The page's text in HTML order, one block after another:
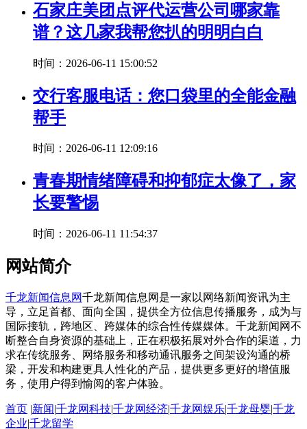
石家庄美团点评代运营公司哪家靠
谱？这几家我帮您扒的明明白白
时间：2026-06-11 15:00:52
交行客服电话：您口袋里的全能金融
帮手
时间：2026-06-11 12:09:16
青春期情绪障碍和抑郁症太像了，家
长要警惕
时间：2026-06-11 11:54:37
网站简介
千龙新闻信息网千龙新闻信息网是一家以网络新闻资讯为主
导，立足首都、面向全国，提供全方位信息传播服务，成为与
国际接轨，跨地区、跨媒体的综合性传媒媒体。千龙新闻网不
断整合自身资源的基础上，正在积极拓展对外合作的渠道，力
求在传统服务、网络服务和移动通讯服务之间架设沟通的桥
梁，开发和构建更具人性化的产品，提供更多更好的增值服
务，使用户得到愉阅的客户体验。
首页 |新闻|千龙网科技|千龙网经济|千龙网娱乐|千龙母婴|千龙
企业|千龙留学